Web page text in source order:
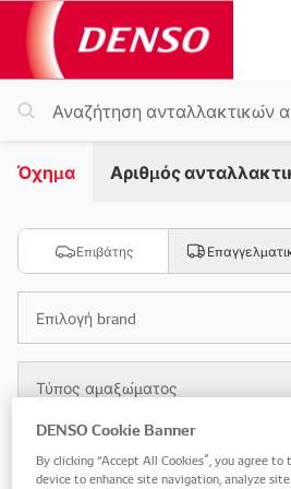
Όχημα Αριθμός
Επιβάτης
Επιλογή brand
Τύπος αμαξώματος
Επιλογή μοντέλου
DENSO Cookie Banner
By clicking “Accept All Cookies”, you agree
device to enhance site navigation, analyze